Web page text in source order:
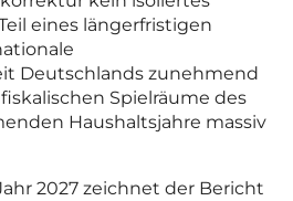
eines längerfristigen
Deutschlands zunehmend
Spielräume des
Haushaltsjahre massiv
2027 zeichnet der Bericht